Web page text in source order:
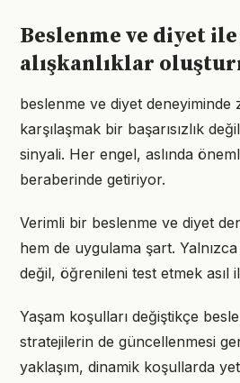
Beslenme ve diyet
alışkanlıklar
beslenme ve diyet deneyiminde
karşılaşmak bir başarısızlık
sinyali. Her engel, aslında
beraberinde getiriyor.
Verimli bir beslenme ve diyet
hem de uygulama şart.
değil, öğrenileni test etmek asıl
Yaşam koşulları değiştikçe
stratejilerin de güncellenmesi
yaklaşım, dinamik koşullarda